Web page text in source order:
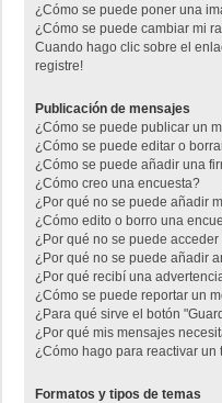
¿Cómo se puede poner una
¿Cómo se puede cambiar mi
Cuando hago clic sobre el
registre!
Publicación de mensajes
¿Cómo se puede publicar un
¿Cómo se puede editar o
¿Cómo se puede añadir una
¿Cómo creo una encuesta?
¿Por qué no se puede añadir
¿Cómo edito o borro una
¿Por qué no se puede
¿Por qué no se puede añadir
¿Por qué recibí una
¿Cómo se puede reportar un
¿Para qué sirve el botón
¿Por qué mis mensajes
¿Cómo hago para reactivar un
Formatos y tipos de temas